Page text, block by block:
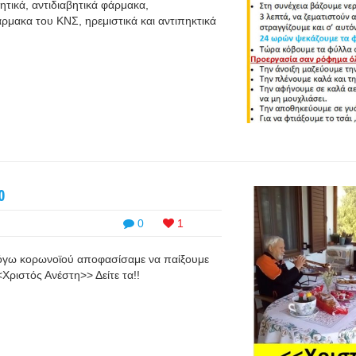
αντιδιαβητικά φάρμακα,
του ΚΝΣ, ηρεμιστικά και αντιπηκτικά
0 1
κορωνοϊού αποφασίσαμε να παίξουμε
Ανέστη>> Δείτε τα!!